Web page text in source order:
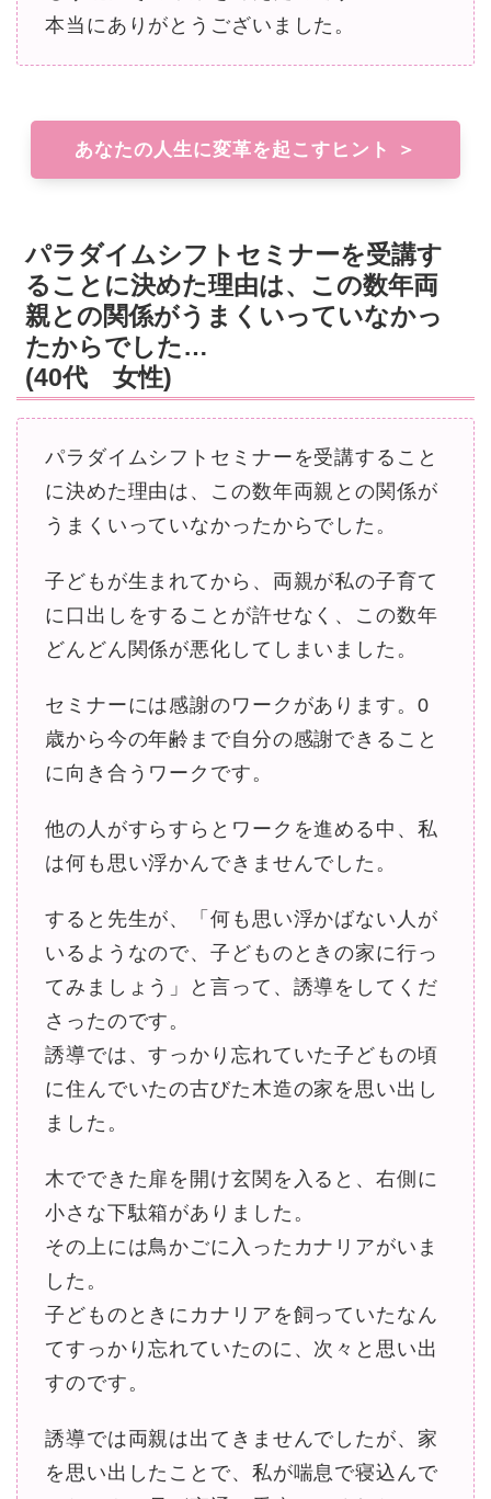
本当にありがとうございました。
あなたの人生に変革を起こすヒント ＞
パラダイムシフトセミナーを受講す
ることに決めた理由は、この数年両
親との関係がうまくいっていなかっ
たからでした…
(40代 女性)
パラダイムシフトセミナーを受講すること
に決めた理由は、この数年両親との関係が
うまくいっていなかったからでした。
子どもが生まれてから、両親が私の子育て
に口出しをすることが許せなく、この数年
どんどん関係が悪化してしまいました。
セミナーには感謝のワークがあります。0
歳から今の年齢まで自分の感謝できること
に向き合うワークです。
他の人がすらすらとワークを進める中、私
は何も思い浮かんできませんでした。
すると先生が、「何も思い浮かばない人が
いるようなので、子どものときの家に行っ
てみましょう」と言って、誘導をしてくだ
さったのです。
誘導では、すっかり忘れていた子どもの頃
に住んでいたの古びた木造の家を思い出し
ました。
木でできた扉を開け玄関を入ると、右側に
小さな下駄箱がありました。
その上には鳥かごに入ったカナリアがいま
した。
子どものときにカナリアを飼っていたなん
てすっかり忘れていたのに、次々と思い出
すのです。
誘導では両親は出てきませんでしたが、家
を思い出したことで、私が喘息で寝込んで